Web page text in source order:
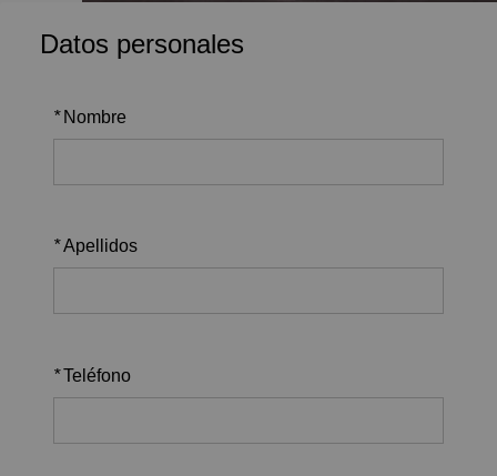
Datos personales
* Nombre
*Apellidos
*Teléfono